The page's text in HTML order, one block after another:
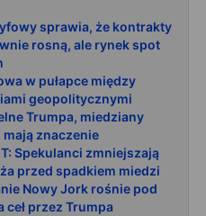
sprawia, że kontrakty
rosną, ale rynek spot
w pułapce między
geopolitycznymi
Trumpa, miedziany
znaczenie
Spekulanci zmniejszają
przed spadkiem miedzi
Nowy Jork rośnie pod
ceł przez Trumpa